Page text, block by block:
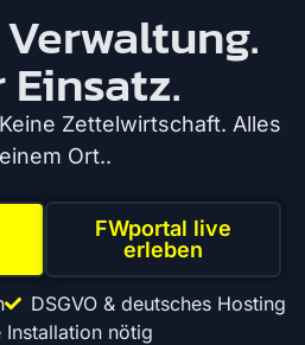
Einsatz.
Zettelwirtschaft. Alles
Ort..
FWportal live
erleben
DSGVO & deutsches Hosting
Installation nötig